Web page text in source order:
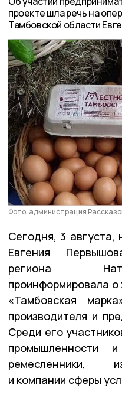
проекте шла речь на
Тамбовской области
Фото: администрация
Сегодня, 3 августа,
Евгения
региона
проинформировала о
«Тамбовская
производителя и
Среди его
промышленности
ремесленники,
и компании сферы